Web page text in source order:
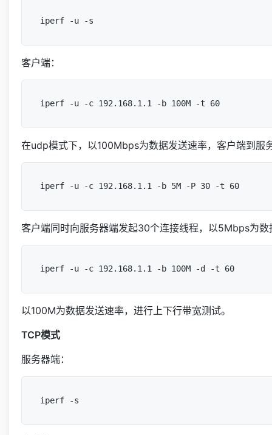
客户端：
iperf -u -c 192.168.1.1 -b 100M -t 60
在udp模式下，以100Mbps为数据发送速率，客户端到服
iperf -u -c 192.168.1.1 -b 5M -P 30 -t 60
客户端同时向服务器端发起30个连接线程，以5Mbps为数
iperf -u -c 192.168.1.1 -b 100M -d -t 60
以100M为数据发送速率，进行上下行带宽测试。
TCP模式
服务器端：